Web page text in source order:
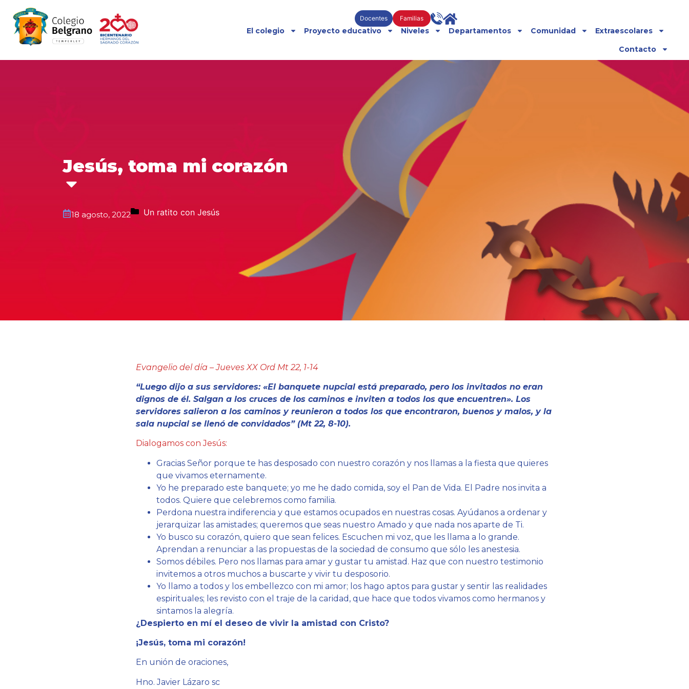
Docentes Familias
El colegio Proyecto educativo Niveles Departamentos Comunidad
Extraescolares
Contacto
Jesús, toma mi corazón
18 agosto, 2022 Un ratito con Jesús
Evangelio del día – Jueves XX Ord Mt 22, 1-14
“Luego dijo a sus servidores: «El banquete nupcial está preparado, pero los invitados no eran
dignos de él. Salgan a los cruces de los caminos e inviten a todos los que encuentren». Los
servidores salieron a los caminos y reunieron a todos los que encontraron, buenos y malos, y la
sala nupcial se llenó de convidados” (Mt 22, 8-10).
Dialogamos con Jesús:
Gracias Señor porque te has desposado con nuestro corazón y nos llamas a la fiesta que quieres
que vivamos eternamente.
Yo he preparado este banquete; yo me he dado comida, soy el Pan de Vida. El Padre nos invita a
todos. Quiere que celebremos como familia.
Perdona nuestra indiferencia y que estamos ocupados en nuestras cosas. Ayúdanos a ordenar y
jerarquizar las amistades; queremos que seas nuestro Amado y que nada nos aparte de Ti.
Yo busco su corazón, quiero que sean felices. Escuchen mi voz, que les llama a lo grande.
Aprendan a renunciar a las propuestas de la sociedad de consumo que sólo les anestesia.
Somos débiles. Pero nos llamas para amar y gustar tu amistad. Haz que con nuestro testimonio
invitemos a otros muchos a buscarte y vivir tu desposorio.
Yo llamo a todos y los embellezco con mi amor; los hago aptos para gustar y sentir las realidades
espirituales; les revisto con el traje de la caridad, que hace que todos vivamos como hermanos y
sintamos la alegría.
¿Despierto en mí el deseo de vivir la amistad con Cristo?
¡Jesús, toma mi corazón!
En unión de oraciones,
Hno. Javier Lázaro sc